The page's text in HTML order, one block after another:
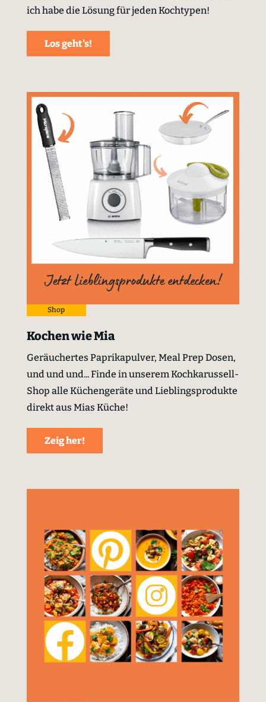
ich habe die Lösung für jeden Kochtypen!
Los geht's!
Shop
Kochen wie Mia
Geräuchertes Paprikapulver, Meal Prep Dosen,
und und und... Finde in unserem Kochkarussell-
Shop alle Küchengeräte und Lieblingsprodukte
direkt aus Mias Küche!
Zeig her!